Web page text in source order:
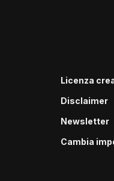
Licenza
Disclaimer
Newsletter
Cambia